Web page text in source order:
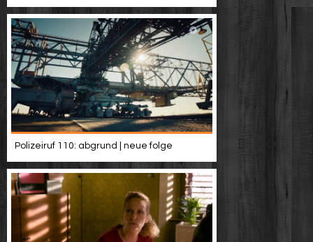
Polizeiruf 110: abgrund | neue folge